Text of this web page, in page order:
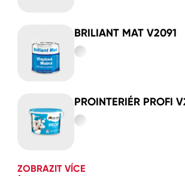
BRILIANT MAT V2091
PROINTERIÉR PROFI
ZOBRAZIT VÍCE